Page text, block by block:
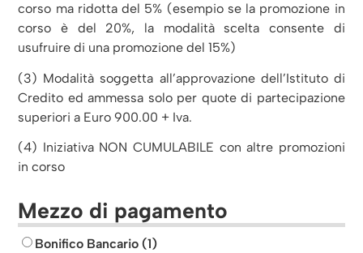
corso ma ridotta del 5% (esempio se la promozione in
corso è del 20%, la modalità scelta consente di
usufruire di una promozione del 15%)
(3) Modalità soggetta all’approvazione dell’Istituto di
Credito ed ammessa solo per quote di partecipazione
superiori a Euro 900.00 + Iva.
(4) Iniziativa NON CUMULABILE con altre promozioni
in corso
Mezzo di pagamento
Bonifico Bancario (1)